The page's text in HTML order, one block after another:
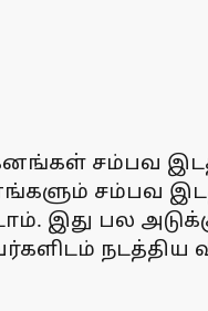
சம்பவ
சம்பவ
இது பல